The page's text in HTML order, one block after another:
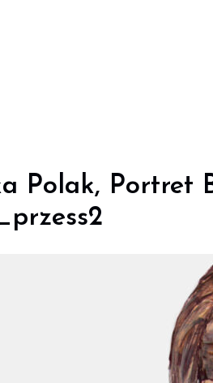
Polak, Portret